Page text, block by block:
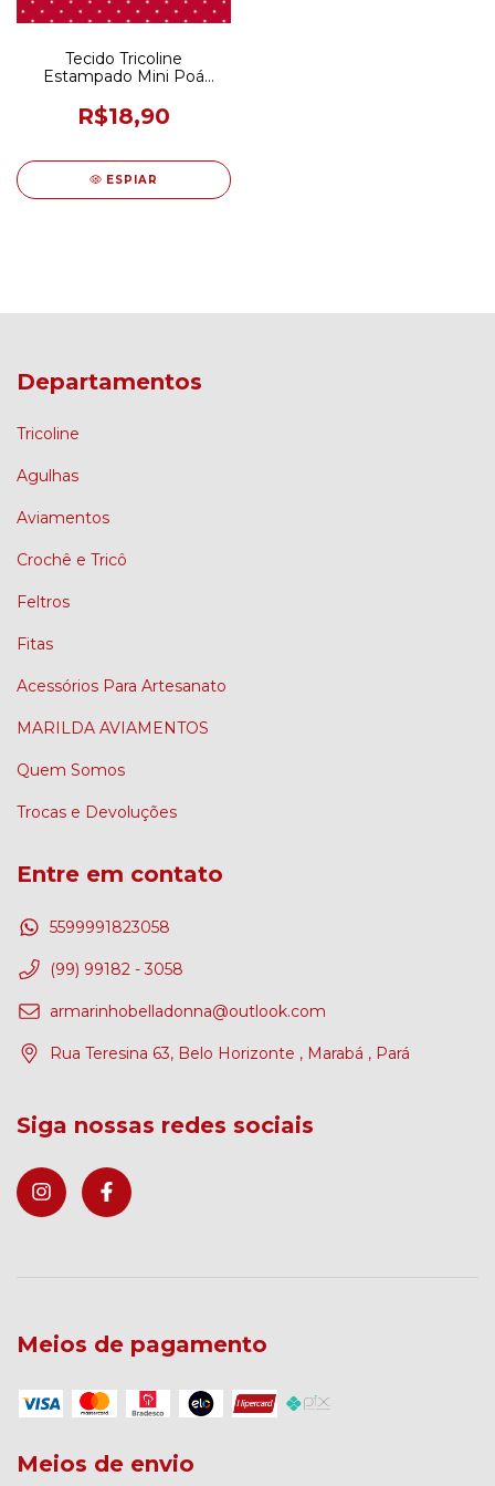
Tecido Tricoline
Estampado Mini Poá
X 150CM
R$18,90
ESPIAR
Departamentos
Tricoline
Agulhas
Aviamentos
Crochê e Tricô
Feltros
Fitas
Acessórios Para Artesanato
MARILDA AVIAMENTOS
Quem Somos
Trocas e Devoluções
Entre em contato
5599991823058
(99) 99182 - 3058
armarinhobelladonna@outlook.com
Rua Teresina 63, Belo Horizonte , Marabá , Pará
Siga nossas redes sociais
Meios de pagamento
Meios de envio